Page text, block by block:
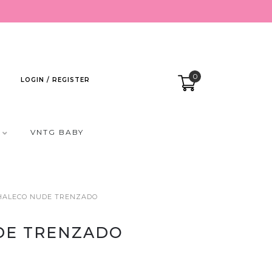
LOGIN / REGISTER 0
VNTG BABY
NUDE TRENZADO
TRENZADO